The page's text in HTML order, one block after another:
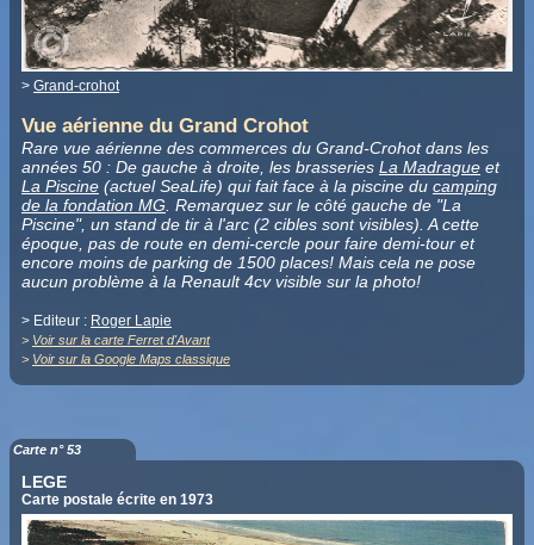
> Grand-crohot
Vue aérienne du Grand Crohot
Rare vue aérienne des commerces du Grand-Crohot dans les
années 50 : De gauche à droite, les brasseries La Madrague et
La Piscine (actuel SeaLife) qui fait face à la piscine du camping
de la fondation MG . Remarquez sur le côté gauche de "La
Piscine", un stand de tir à l'arc (2 cibles sont visibles). A cette
époque, pas de route en demi-cercle pour faire demi-tour et
encore moins de parking de 1500 places! Mais cela ne pose
aucun problème à la Renault 4cv visible sur la photo!
> Editeur : Roger Lapie
> Voir sur la carte Ferret d'Avant
> Voir sur la Google Maps classique
Carte n° 53
LEGE
Carte postale écrite en 1973